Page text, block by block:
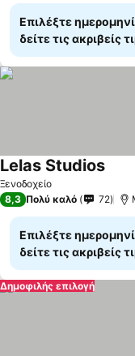
Επιλέξτε
δείτε τις ακριβείς
Ξενοδοχείο
Lelas Studios
8,3 Πολύ καλό 72
Επιλέξτε
δείτε τις ακριβείς
Δημοφιλής επιλογή